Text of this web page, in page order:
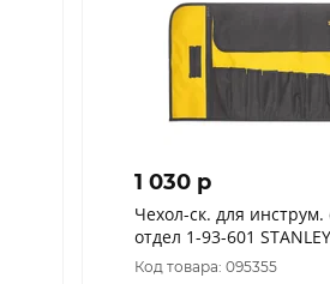
1 030 p
Чехол-ск. для
отдел 1-93-601 STANLEY
Код товара: 095355